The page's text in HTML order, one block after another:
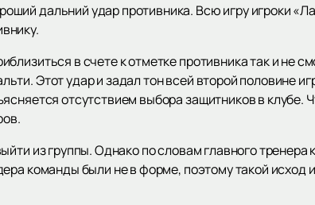
дальний удар противника. Всю игру игроки
в счете к отметке противника так и не
Этот удар и задал тон всей второй половине
отсутствием выбора защитников в клубе.
из группы. Однако по словам главного
команды были не в форме, поэтому такой